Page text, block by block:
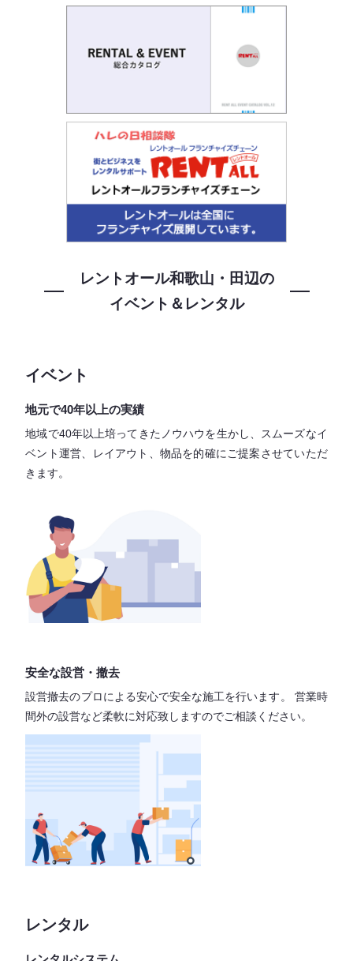
レントオール和歌山・田辺の
イベント＆レンタル
イベント
地元で40年以上の実績
地域で40年以上培ってきたノウハウを生かし、スムーズなイ
ベント運営、レイアウト、物品を的確にご提案させていただ
きます。
安全な設営・撤去
設営撤去のプロによる安心で安全な施工を行います。
営業時
間外の設営など柔軟に対応致しますのでご相談ください。
レンタル